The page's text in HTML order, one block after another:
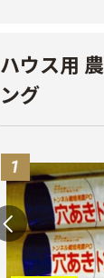
ハウス用
ング